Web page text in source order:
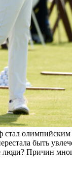
быть
люди? Причин